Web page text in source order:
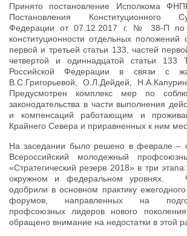
Принято постановление Исполкома
Постановления Конституционного
Федерации от 07.12.2017 г. № 38-П по
конституционности отдельных положений
первой и третьей статьи 133, частей
четвертой и одиннадцатой статьи 133
Российской Федерации в связи с
В.С.Григорьевой, О.Л.Дейдей,
Предусмотрен комплекс мер по
законодательства в части выполнения
и компенсаций работающим и
Крайнего Севера и приравненных к ним
На заседании было решено в феврале –
Всероссийский молодежный
«Стратегический резерв 2018» в три
окружном и федеральном уровнях.
одобрили в основном практику
форумов, направленных на
профсоюзных лидеров нового
обращено внимание на недостатки в этой